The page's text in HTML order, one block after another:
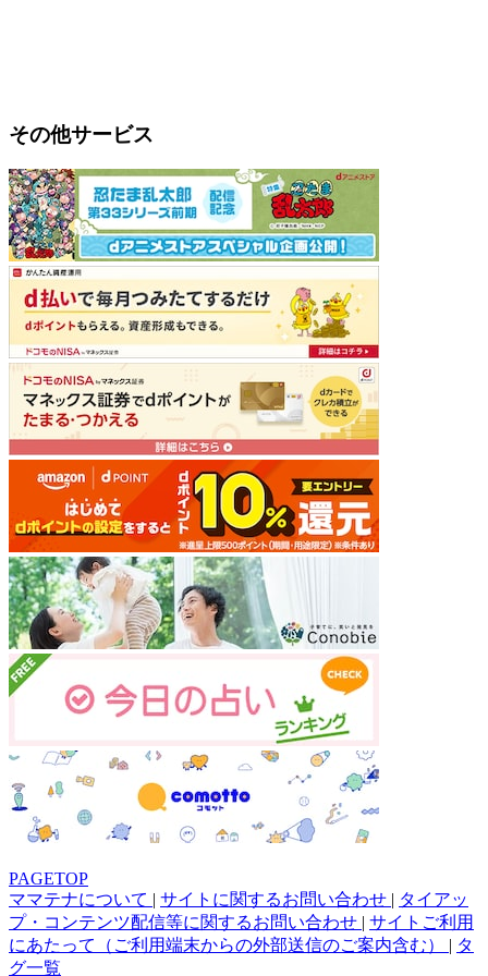
その他サービス
PAGETOP
ママテナについて | サイトに関するお問い合わせ | タイアッ
プ・コンテンツ配信等に関するお問い合わせ | サイトご利用
にあたって（ご利用端末からの外部送信のご案内含む） | タ
グ一覧